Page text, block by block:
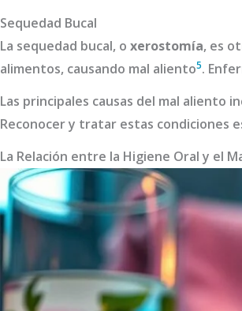
Sequedad Bucal
La sequedad bucal, o xerostomía, es
alimentos, causando mal aliento5.
Las principales causas del mal aliento
Reconocer y tratar estas condiciones
La Relación entre la Higiene Oral y el